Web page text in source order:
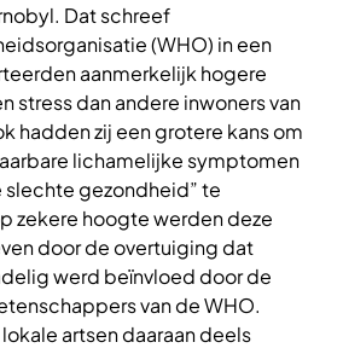
Dat schreef
(WHO) in een
aanmerkelijk hogere
stress dan andere inwoners van
hadden zij een grotere kans om
lichamelijke symptomen
gezondheid” te
zekere hoogte werden deze
door de overtuiging dat
werd beïnvloed door de
van de WHO.
artsen daaraan deels